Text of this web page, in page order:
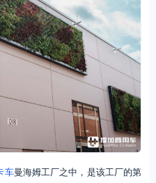
车曼海姆工厂之中，是该工厂的第